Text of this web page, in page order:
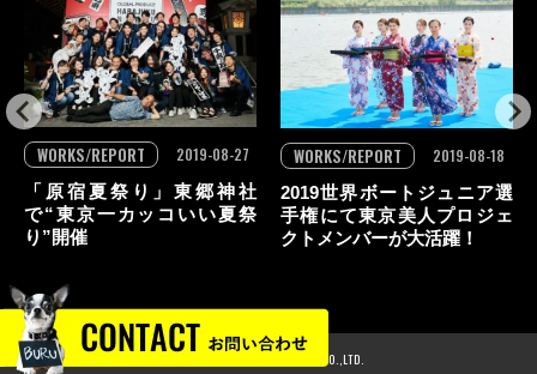
「原宿夏祭り」東郷神社
で“東京一カッコいい夏祭
り”開催
WORKS/REPORT
2019-08-27
2019世界ボートジュニア選
手権にて東京美人プロジェ
クトメンバーが大活躍！
WORKS/REPORT 2019-08-18
© 2024 GLOBAL PRODUCE CO.,LTD.